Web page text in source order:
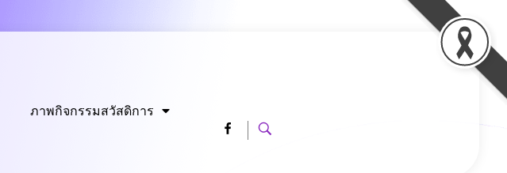
ภาพกิจกรรมสวัสดิการ